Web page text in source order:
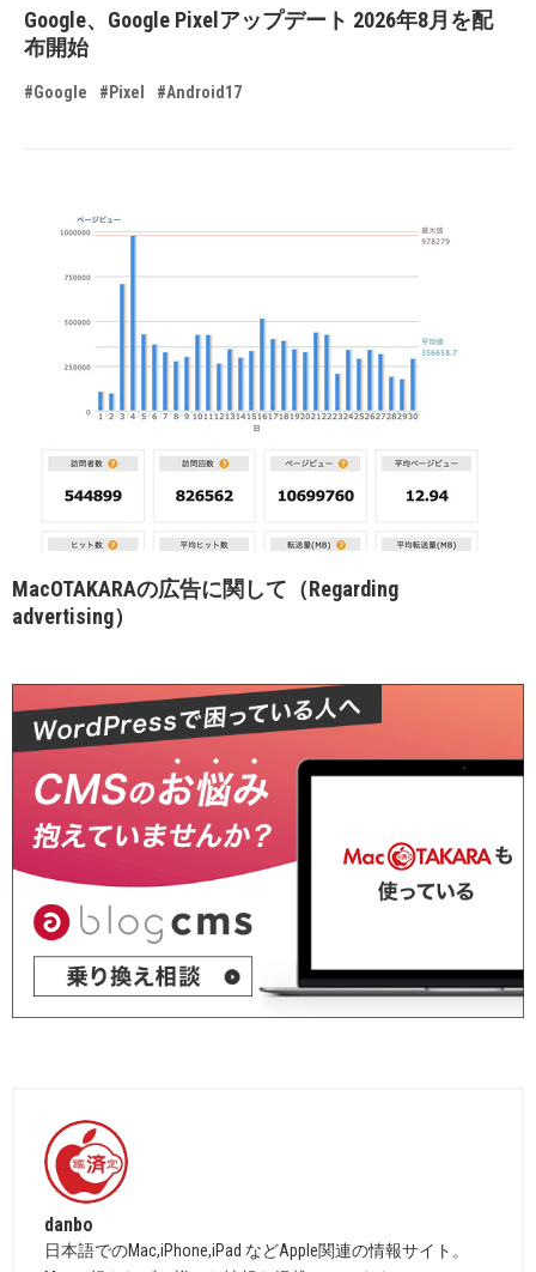
Google、Google Pixelアップデート 2026年8月を配
布開始
#Google #Pixel #Android17
MacOTAKARAの広告に関して（Regarding
advertising）
danbo
日本語でのMac,iPhone,iPad などApple関連の情報サイト。